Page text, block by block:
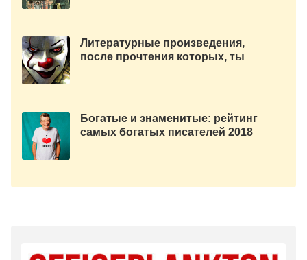
Литературные произведения,
после прочтения которых, ты
Богатые и знаменитые: рейтинг
самых богатых писателей 2018